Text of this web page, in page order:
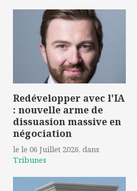
Redévelopper avec l'IA
: nouvelle arme de
dissuasion massive en
négociation
le le 06 Juillet 2026, dans
Tribunes